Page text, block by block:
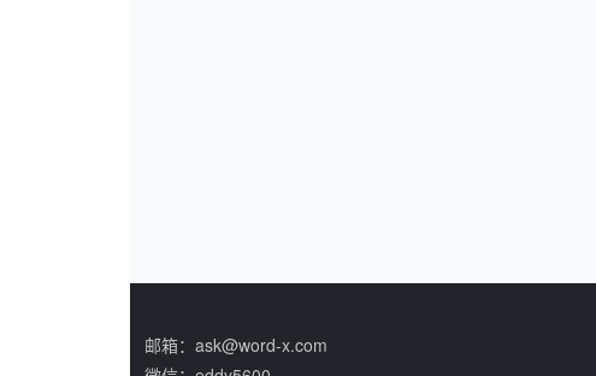
邮箱：ask@word-x.com